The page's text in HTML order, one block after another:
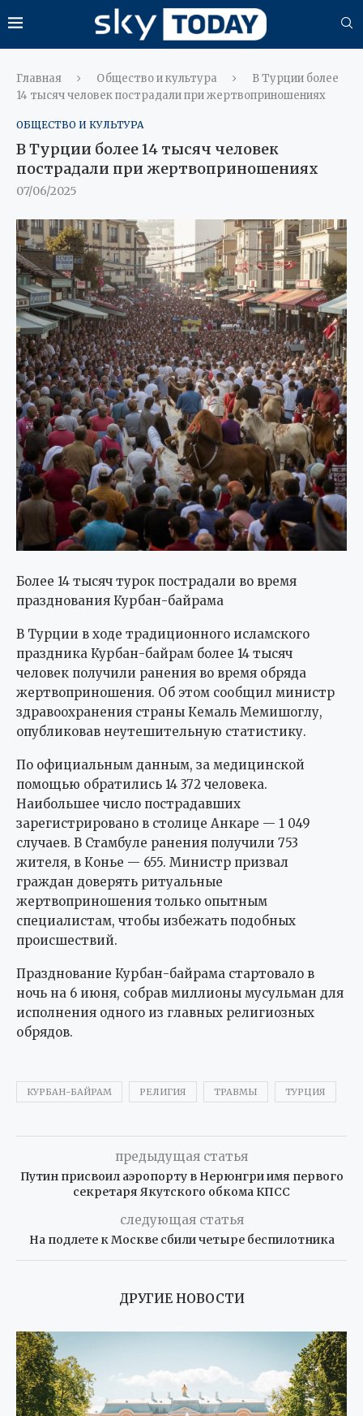
Главная Общество и культура
В Турции более
14 тысяч человек пострадали при жертвоприношениях
ОБЩЕСТВО И КУЛЬТУРА
В Турции более 14 тысяч человек
пострадали при жертвоприношениях
07/06/2025
Более 14 тысяч турок пострадали во время
празднования Курбан-байрама
В Турции в ходе традиционного исламского
праздника Курбан-байрам более 14 тысяч
человек получили ранения во время обряда
жертвоприношения. Об этом сообщил министр
здравоохранения страны Кемаль Мемишоглу,
опубликовав неутешительную статистику.
По официальным данным, за медицинской
помощью обратились 14 372 человека.
Наибольшее число пострадавших
зарегистрировано в столице Анкаре — 1 049
случаев. В Стамбуле ранения получили 753
жителя, в Конье — 655. Министр призвал
граждан доверять ритуальные
жертвоприношения только опытным
специалистам, чтобы избежать подобных
происшествий.
Празднование Курбан-байрама стартовало в
ночь на 6 июня, собрав миллионы мусульман для
исполнения одного из главных религиозных
обрядов.
КУРБАН-БАЙРАМ РЕЛИГИЯ ТРАВМЫ ТУРЦИЯ
предыдущая статья
Путин присвоил аэропорту в Нерюнгри имя первого
секретаря Якутского обкома КПСС
следующая статья
На подлете к Москве сбили четыре беспилотника
ДРУГИЕ НОВОСТИ